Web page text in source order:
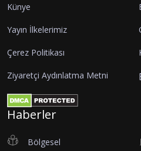
Künye
Yayın İlkelerimiz
Çerez Politikası
Ziyaretçi Aydınlatma Metni
Haberler
Bölgesel